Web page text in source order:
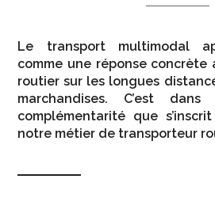
Le transport multimodal
comme une réponse
routier sur les longues
marchandises. C’est
complémentarité que
notre métier de transporteur